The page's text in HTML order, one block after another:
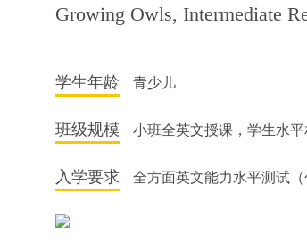
Growing Owls, Intermediate
学生年龄 青少儿
班级规模 小班全英文授课，学生水平
入学要求 全方面英文能力水平测试